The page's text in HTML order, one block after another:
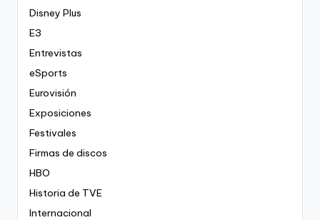
Disney Plus
E3
Entrevistas
eSports
Eurovisión
Exposiciones
Festivales
Firmas de discos
HBO
Historia de TVE
Internacional